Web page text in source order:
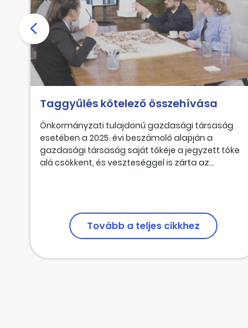
Taggyűlés kötelező összehívása
Önkormányzati tulajdonú gazdasági társaság
esetében a 2025. évi beszámoló alapján a
gazdasági társaság saját tőkéje a jegyzett tőke
alá csökkent, és veszteséggel is zárta az...
Tovább a teljes cikkhez